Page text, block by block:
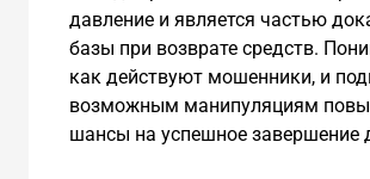
давление и является частью
базы при возврате средств.
как действуют мошенники, и
возможным манипуляциям
шансы на успешное завершение